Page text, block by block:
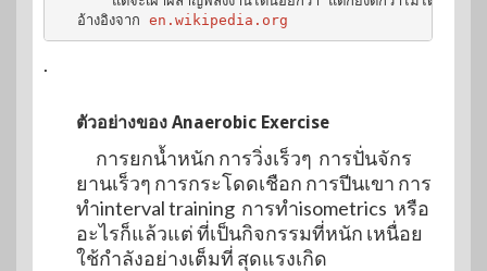
อ้างอิงจาก en.wikipedia.org
.
ตัวอย่างของ Anaerobic Exercise
การยกน้ำหนัก การวิ่งเร็วๆ การปั่นจักร
ยานเร็วๆ การกระโดดเชือก การปีนเขา การ
ทำinterval training การทำisometrics หรือ
อะไรก็แล้วแต่ ที่เป็นกิจกรรมที่หนัก เหนื่อย
ใช้กำลังอย่างเต็มที่ สุดแรงเกิด